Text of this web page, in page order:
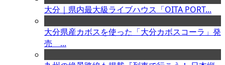
大分｜県内最大級ライブハウス「OITA PORT...
大分県産カボスを使った「大分カボスコーラ」発
売 ...